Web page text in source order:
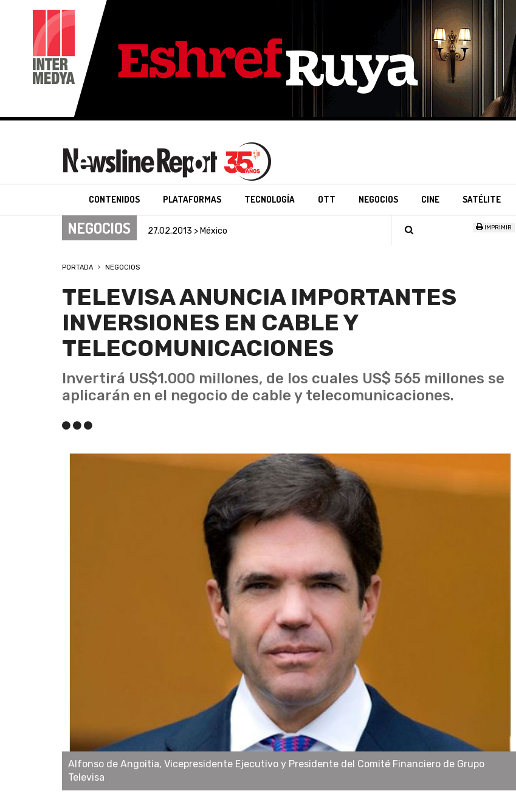
CONTENIDOS PLATAFORMAS TECNOLOGÍA OTT NEGOCIOS CINE SATÉLITE
NEGOCIOS 27.02.2013 > México IMPRIMIR
PORTADA NEGOCIOS
TELEVISA ANUNCIA IMPORTANTES
INVERSIONES EN CABLE Y
TELECOMUNICACIONES
Invertirá US$1.000 millones, de los cuales US$ 565 millones se
aplicarán en el negocio de cable y telecomunicaciones.
Alfonso de Angoitia, Vicepresidente Ejecutivo y Presidente del Comité Financiero de Grupo
Televisa